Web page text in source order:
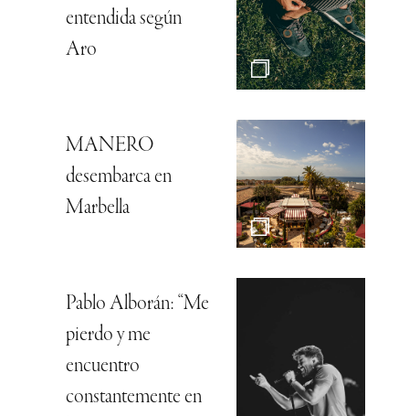
entendida según
Aro
MANERO
desembarca en
Marbella
Pablo Alborán: “Me
pierdo y me
encuentro
constantemente en